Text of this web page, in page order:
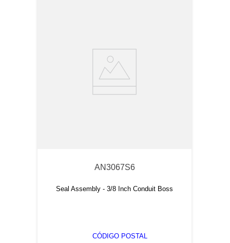
AN3067S6
Seal Assembly - 3/8 Inch Conduit Boss
CÓDIGO POSTAL